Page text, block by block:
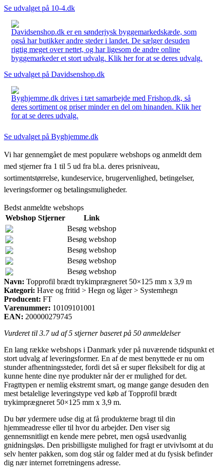
Se udvalget på 10-4.dk
Davidsenshop.dk er en sønderjysk byggemarkedskæde, som
også har butikker andre steder i landet. De sælger desuden
rigtig meget over nettet, og har ligesom de andre online
byggemarkeder et stort udvalg. Klik her for at se deres udvalg.
Se udvalget på Davidsenshop.dk
Byghjemme.dk drives i tæt samarbejde med Frishop.dk, så
deres sortiment og priser minder en del om hinanden. Klik her
for at se deres udvalg.
Se udvalget på Byghjemme.dk
Vi har gennemgået de mest populære webshops og anmeldt dem
med stjerner fra 1 til 5 ud fra bl.a. deres prisniveau,
sortimentstørrelse, kundeservice, brugervenlighed, betingelser,
leveringsformer og betalingsmuligheder.
Bedst anmeldte webshops
Webshop Stjerner
Link
Besøg webshop
Besøg webshop
Besøg webshop
Besøg webshop
Besøg webshop
Navn: Topprofil brædt trykimprægneret 50×125 mm x 3,9 m
Kategori: Have og fritid > Hegn og låger > Systemhegn
Producent: FT
Varenummer: 10109101001
EAN: 200000279745
Vurderet til 3.7ud af 5 stjerner baseret på 50 anmeldelser
En lang række webshops i Danmark yder på nuværende tidspunkt et
stort udvalg af leveringsformer. En af de mest benyttede er nu om
stunder afhentningssteder, fordi det så er super fleksibelt for dig at
kunne hente dine nye produkter når der er mulighed for det.
Fragttypen er nemlig ekstremt smart, og mange gange desuden den
mest betalelige leveringstype ved køb af Topprofil brædt
trykimprægneret 50×125 mm x 3,9 m.
Du bør ydermere udse dig at få produkterne bragt til din
hjemmeadresse eller til hvor du arbejder. Den viser sig
gennemsnitligt en kende mere pebret, men også usædvanlig
gnidningsløs. Den prisbilligste mulighed for fragt er utvivlsomt at du
selv henter pakken, som dog står og falder med at du fysisk befinder
dig nær internet forretningens adresse.